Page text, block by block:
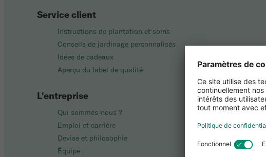
Service client
Instructions de plantation et soins
Conseils de jardinage personnalisés
Idées de cadeaux
Aperçu du label de qualité
L'entreprise
Qui sommes-nous ?
Emploi et carrière
Devise et philosophie
Équipe